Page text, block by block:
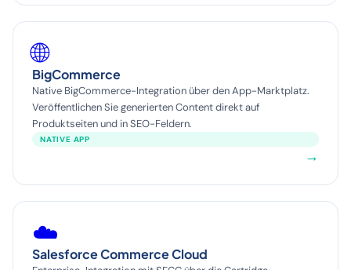
🌐
BigCommerce
Native BigCommerce-Integration über den App-Marktplatz.
Veröffentlichen Sie generierten Content direkt auf
Produktseiten und in SEO-Feldern.
NATIVE APP
→
☁️
Salesforce Commerce Cloud